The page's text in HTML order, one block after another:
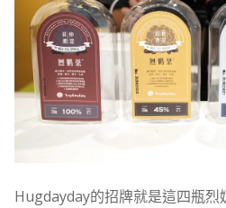
Hugdayday的招牌就是這四瓶烈